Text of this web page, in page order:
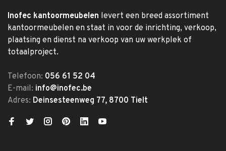
Inofec kantoormeubelen levert een breed assortiment
kantoormeubelen en staat in voor de inrichting, verkoop,
plaatsing en dienst na verkoop van uw werkplek of
totaalproject.
Telefoon: 056 61 52 04
E-mail: info@inofec.be
Adres: Deinsesteenweg 77, 8700 Tielt